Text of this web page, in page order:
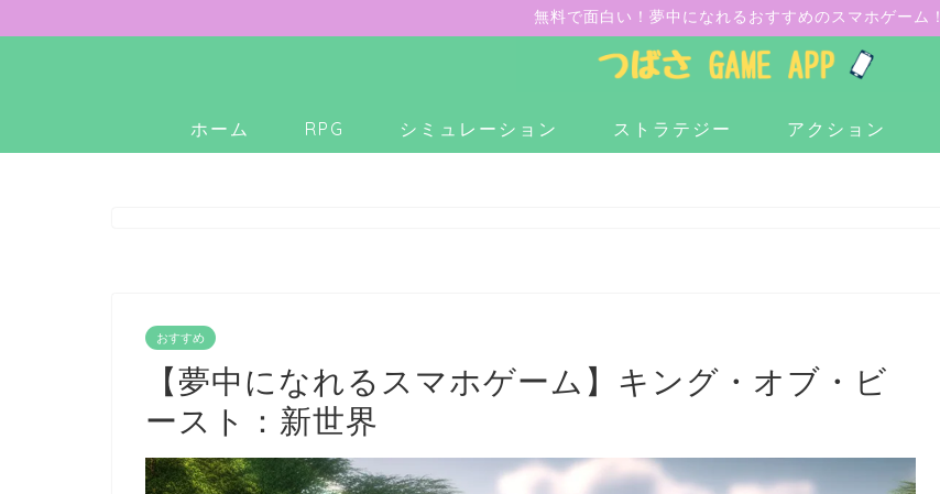
無料で面白い！夢中になれるおすすめのスマホゲーム！
ホーム RPG シミュレーション ストラテジー アクション
おすすめ
【夢中になれるスマホゲーム】キング・オブ・ビ
ースト：新世界